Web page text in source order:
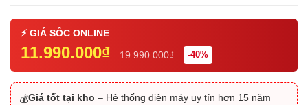
11.990.000₫ 19.990.000₫ -40%
💰Giá tốt tại kho – Hệ thống điện máy uy tín hơn 15 năm